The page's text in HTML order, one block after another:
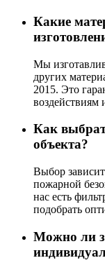
Какие
Мы
других
2015. Это
воздействиям
Как
объекта?
Выбор
пожарной
нас есть
подобрать
Можно ли